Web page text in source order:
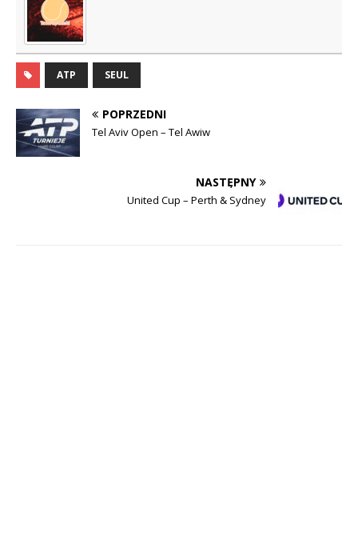
ATP SEUL
POPRZEDNI
Tel Aviv Open – Tel Awiw
NASTĘPNY
United Cup – Perth & Sydney